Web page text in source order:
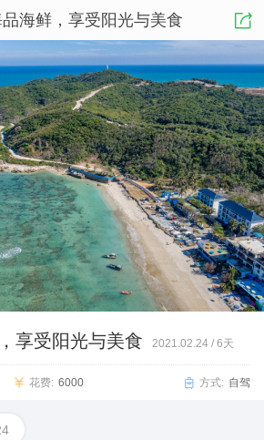
海鲜，享受阳光与美食
享受阳光与美食 2021.02.24 / 6天
花费: 6000 方式: 自驾